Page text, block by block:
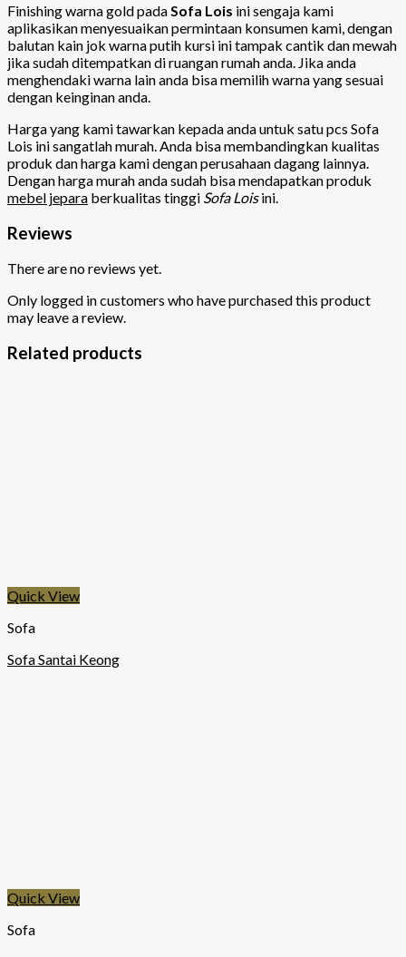
Finishing warna gold padaSofa Lois ini sengaja kami
aplikasikan menyesuaikan permintaan konsumen kami, dengan
balutan kain jok warna putih kursi ini tampak cantik dan mewah
jika sudah ditempatkan di ruangan rumah anda. Jika anda
menghendaki warna lain anda bisa memilih warna yang sesuai
dengan keinginan anda.
Harga yang kami tawarkan kepada anda untuk satu pcs Sofa
Lois ini sangatlah murah. Anda bisa membandingkan kualitas
produk dan harga kami dengan perusahaan dagang lainnya.
Dengan harga murah anda sudah bisa mendapatkan produk
mebel jepara berkualitas tinggi Sofa Loisini.
Reviews
There are no reviews yet.
Only logged in customers who have purchased this product
may leave a review.
Related products
Quick View
Sofa
Sofa Santai Keong
Quick View
Sofa